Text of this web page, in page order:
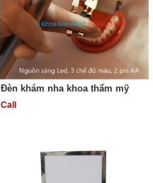
Đèn khám nha khoa thẩm mỹ
Call